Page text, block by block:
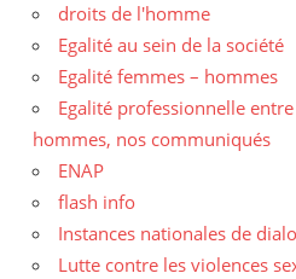
droits de l'homme
Egalité au sein de la société
Egalité femmes – hommes
Egalité professionnelle
hommes, nos communiqués
ENAP
flash info
Instances nationales de
Lutte contre les violences